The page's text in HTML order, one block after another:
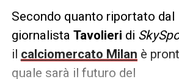
Secondo quanto riportato dal
giornalista Tavolieri di
il calciomercato Milan è
quale sarà il futuro del